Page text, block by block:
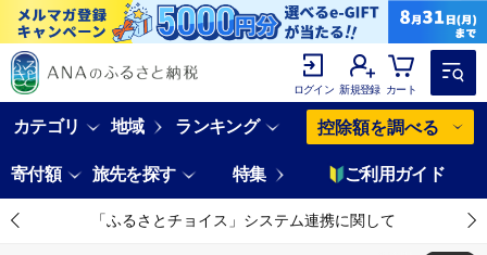
ログイン 新規登録 カート
カテゴリ 地域 ランキング 控除額を調べる
寄付額 旅先を探す 特集 ご利用ガイド
「ふるさとチョイス」システム連携に関して